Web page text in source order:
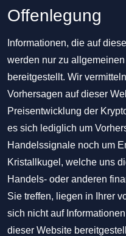
Offenlegung
Informationen, die auf
werden nur zu
bereitgestellt. Wir
Vorhersagen auf dieser
Preisentwicklung der
es sich lediglich um
Handelssignale noch um
Kristallkugel, welche uns
Handels- oder anderen
Sie treffen, liegen in Ihrer
sich nicht auf
dieser Website